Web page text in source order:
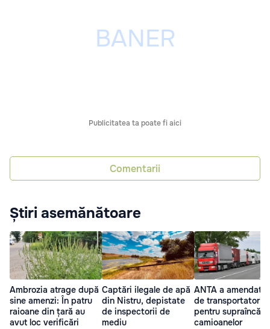
Publicitatea ta poate fi aici
Comentarii
Știri asemănătoare
Ambrozia atrage după
sine amenzi: În patru
raioane din țară au
avut loc verificări
Captări ilegale de apă
din Nistru, depistate
de inspectorii de
mediu
ANTA a amendat
de transportatori
pentru
camioanelor